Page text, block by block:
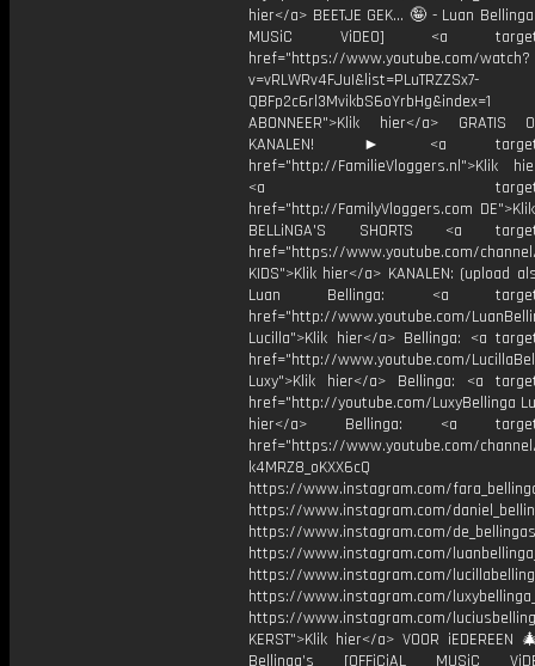
hier</a> BEETJE GEK... 🤪 - Luan Bellinga
MUSiC ViDEO] <a
href="https://www.youtube.com/watch?
v=vRLWRv4FJuI&list=PLuTRZZSx7-
QBFp2c6rl3MvikbS6oYrbHg&index=1
ABONNEER">Klik hier</a> GRATIS
KANALEN! ► <a
href="http://FamilieVloggers.nl">Klik
<a
href="http://FamilyVloggers.com
BELLiNGA'S SHORTS <a
href="https://www.youtube.com/channel/
KIDS">Klik hier</a> KANALEN: (upload
Luan Bellinga: <a
href="http://www.youtube.com/
Lucilla">Klik hier</a> Bellinga: <a
href="http://www.youtube.com/
Luxy">Klik hier</a> Bellinga: <a
href="http://youtube.com/LuxyBellinga
hier</a> Bellinga: <a
href="https://www.youtube.com/
k4MRZ8_oKXX6cQ
https://www.instagram.com/
https://www.instagram.com/
https://www.instagram.com/
https://www.instagram.com/
https://www.instagram.com/
https://www.instagram.com/
https://www.instagram.com/
KERST">Klik hier</a> VOOR
Bellinga’s [OFFiCiAL MUSiC